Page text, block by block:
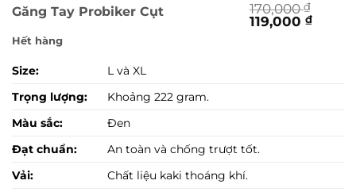
Găng Tay Probiker Cụt 170,000₫
Giá
gốc
119,000₫Giá
Hết hàng
Size:
L và XL
Trọng lượng:
Khoảng 222 gram.
Màu sắc:
Đen
Đạt chuẩn:
An toàn và chống trượt tốt.
Vải:
Chất liệu kaki thoáng khí.